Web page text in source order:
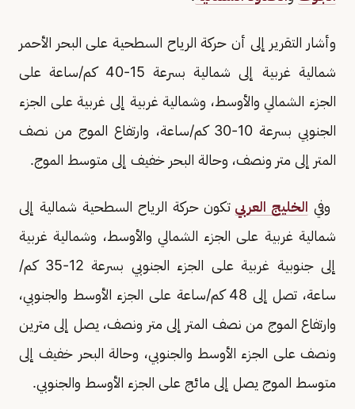
وأشار التقرير إلى أن حركة الرياح السطحية على البحر الأحمر
شمالية غربية إلى شمالية بسرعة 15-40 كم/ساعة على
الجزء الشمالي والأوسط، وشمالية غربية إلى غربية على الجزء
الجنوبي بسرعة 10-30 كم/ساعة، وارتفاع الموج من نصف
المتر إلى متر ونصف، وحالة البحر خفيف إلى متوسط الموج.
وفي الخليج العربي تكون حركة الرياح السطحية شمالية إلى
شمالية غربية على الجزء الشمالي والأوسط، وشمالية غربية
إلى جنوبية غربية على الجزء الجنوبي بسرعة 12-35 كم/
ساعة، تصل إلى 48 كم/ساعة على الجزء الأوسط والجنوبي،
وارتفاع الموج من نصف المتر إلى متر ونصف، يصل إلى مترين
ونصف على الجزء الأوسط والجنوبي، وحالة البحر خفيف إلى
متوسط الموج يصل إلى مائج على الجزء الأوسط والجنوبي.